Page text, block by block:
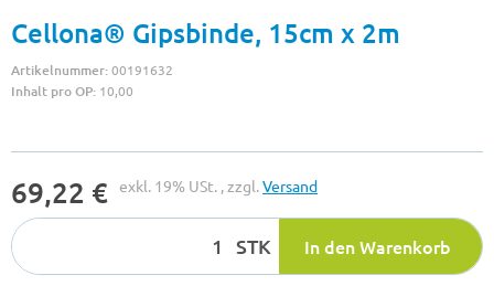
Cellona® Gipsbinde, 15cm x 2m
Artikelnummer:00191632
Inhalt pro OP: 10,00
69,22 € exkl. 19% USt. , zzgl.Versand
STK In den Warenkorb